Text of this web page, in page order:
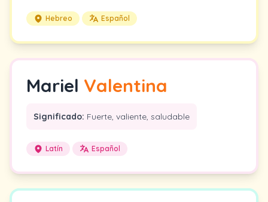
Hebreo Español
Mariel Valentina
Significado: Fuerte, valiente, saludable
Latín Español